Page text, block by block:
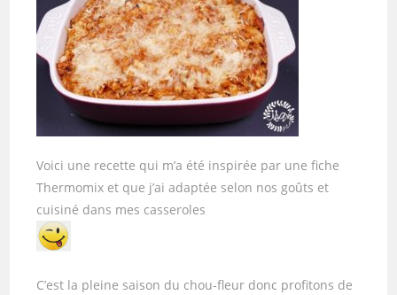
Voici une recette qui m’a été inspirée par une fiche
Thermomix et que j’ai adaptée selon nos goûts et
cuisiné dans mes casseroles
C’est la pleine saison du chou-fleur donc profitons de